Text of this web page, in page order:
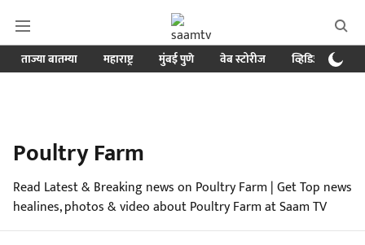
ताज्या बातम्या महाराष्ट्र मुंबई पुणे वेब स्टोरीज व्हिडिओ
Poultry Farm
Read Latest & Breaking news on Poultry Farm | Get Top news
healines, photos & video about Poultry Farm at Saam TV